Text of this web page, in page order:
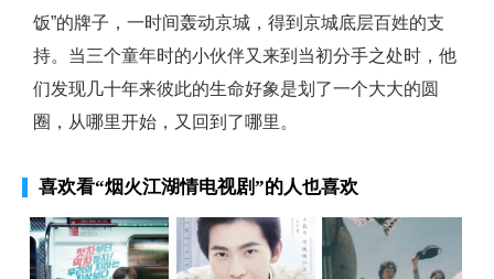
饭”的牌子，一时间轰动京城，得到京城底层百姓的支
持。当三个童年时的小伙伴又来到当初分手之处时，他
们发现几十年来彼此的生命好象是划了一个大大的圆
圈，从哪里开始，又回到了哪里。
喜欢看“烟火江湖情电视剧”的人也喜欢